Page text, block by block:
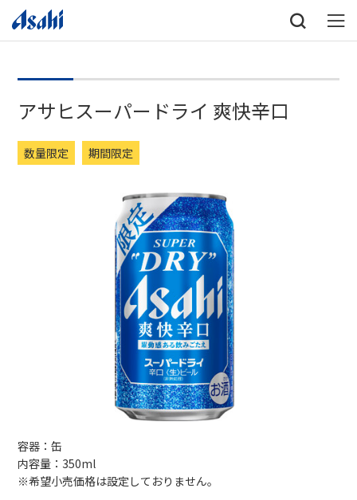
アサヒスーパードライ 爽快辛口
数量限定 期間限定
容器：缶
内容量：350ml
※希望小売価格は設定しておりません。